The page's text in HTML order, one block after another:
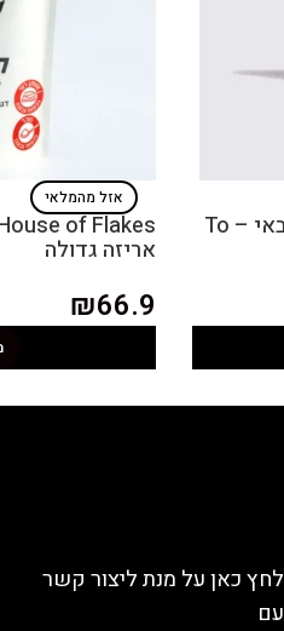
House of Flakes דגני בוקר דובאי – To
אזל מהמלאי
אריזה גדולה
₪66.9
לחץ כאן על מנת ליצור קשר
עם